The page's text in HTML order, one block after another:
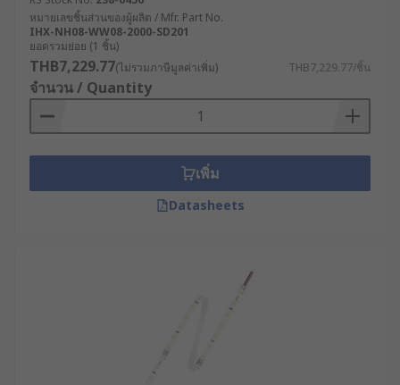
various interfaces to control LED strips, such as
wall-mounted dimmers and colour wheels, and
remote controls with various functions. These
can be purchased separately at RS."
หมายเลขชิ้นส่วนของผู้ผลิต / Mfr. Part No.
IHX-NH08-WW08-2000-SD201
ยอดรวมย่อย (1 ชิ้น)
THB7,229.77(ไม่รวมภาษีมูลค่าเพิ่ม) THB7,229.77/ชิ้น
จำนวน / Quantity
เพิ่ม
Datasheets